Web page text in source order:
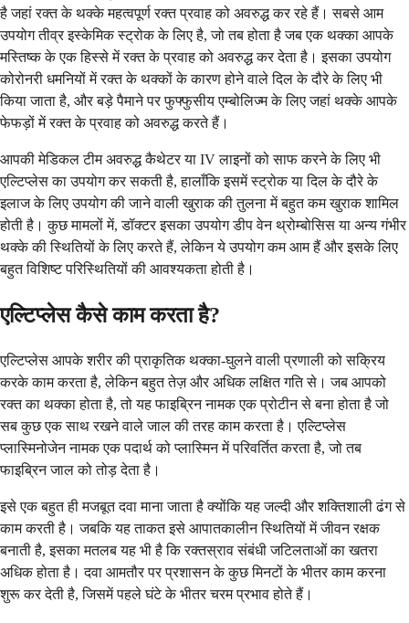
है जहां रक्त के थक्के महत्वपूर्ण रक्त प्रवाह को अवरुद्ध कर रहे हैं। सबसे आम
उपयोग तीव्र इस्केमिक स्ट्रोक के लिए है, जो तब होता है जब एक थक्का आपके
मस्तिष्क के एक हिस्से में रक्त के प्रवाह को अवरुद्ध कर देता है। इसका उपयोग
कोरोनरी धमनियों में रक्त के थक्कों के कारण होने वाले दिल के दौरे के लिए भी
किया जाता है, और बड़े पैमाने पर फुफ्फुसीय एम्बोलिज्म के लिए जहां थक्के आपके
फेफड़ों में रक्त के प्रवाह को अवरुद्ध करते हैं।
आपकी मेडिकल टीम अवरुद्ध कैथेटर या IV लाइनों को साफ करने के लिए भी
एल्टिप्लेस का उपयोग कर सकती है, हालाँकि इसमें स्ट्रोक या दिल के दौरे के
इलाज के लिए उपयोग की जाने वाली खुराक की तुलना में बहुत कम खुराक शामिल
होती है। कुछ मामलों में, डॉक्टर इसका उपयोग डीप वेन थ्रोम्बोसिस या अन्य गंभीर
थक्के की स्थितियों के लिए करते हैं, लेकिन ये उपयोग कम आम हैं और इसके लिए
बहुत विशिष्ट परिस्थितियों की आवश्यकता होती है।
एल्टिप्लेस कैसे काम करता है?
एल्टिप्लेस आपके शरीर की प्राकृतिक थक्का-घुलने वाली प्रणाली को सक्रिय
करके काम करता है, लेकिन बहुत तेज़ और अधिक लक्षित गति से। जब आपको
रक्त का थक्का होता है, तो यह फाइब्रिन नामक एक प्रोटीन से बना होता है जो
सब कुछ एक साथ रखने वाले जाल की तरह काम करता है। एल्टिप्लेस
प्लास्मिनोजेन नामक एक पदार्थ को प्लास्मिन में परिवर्तित करता है, जो तब
फाइब्रिन जाल को तोड़ देता है।
इसे एक बहुत ही मजबूत दवा माना जाता है क्योंकि यह जल्दी और शक्तिशाली ढंग से
काम करती है। जबकि यह ताकत इसे आपातकालीन स्थितियों में जीवन रक्षक
बनाती है, इसका मतलब यह भी है कि रक्तस्राव संबंधी जटिलताओं का खतरा
अधिक होता है। दवा आमतौर पर प्रशासन के कुछ मिनटों के भीतर काम करना
शुरू कर देती है, जिसमें पहले घंटे के भीतर चरम प्रभाव होते हैं।